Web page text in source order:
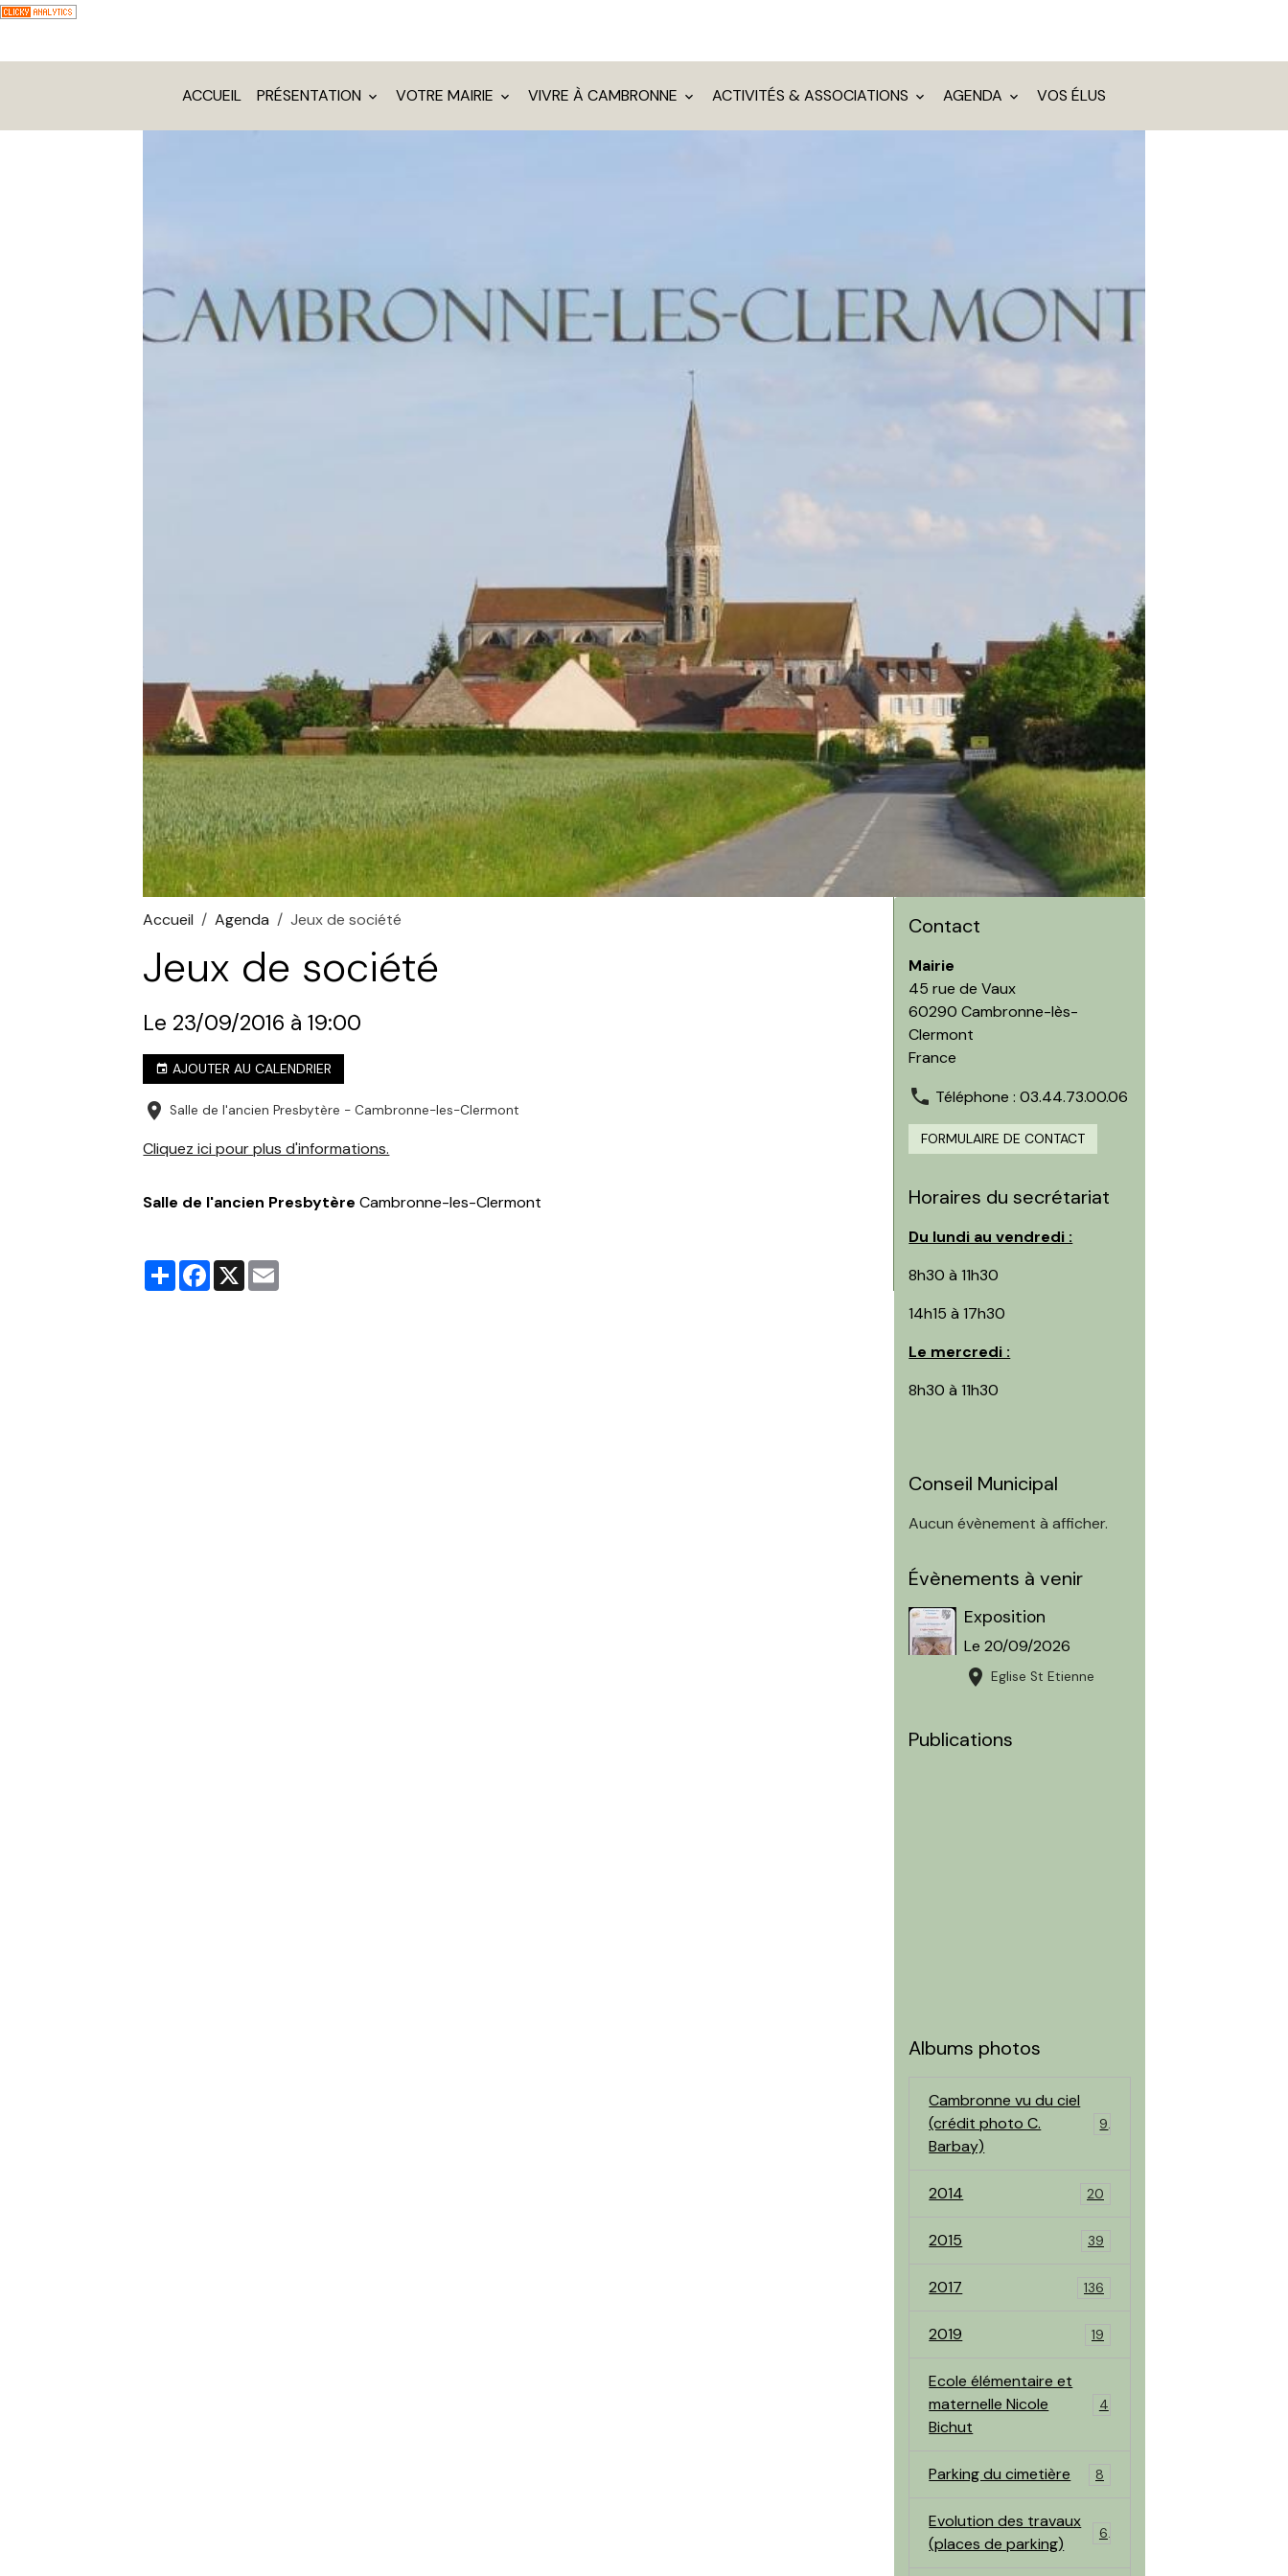
ACCUEIL PRÉSENTATION VOTRE MAIRIE VIVRE À CAMBRONNE ACTIVITÉS & ASSOCIATIONS AGENDA VOS ÉLUS
Accueil Agenda Jeux de société
Jeux de société
Le 23/09/2016 à 19:00
AJOUTER AU CALENDRIER
Salle de l'ancien Presbytère - Cambronne-les-Clermont
Cliquez ici pour plus d'informations.
Salle de l'ancien Presbytère Cambronne-les-Clermont
PartagerFacebook
X
Contact
Mairie
45 rue de Vaux
60290 Cambronne-lès-
Clermont
France
Téléphone : 03.44.73.00.06
FORMULAIRE DE CONTACT
Horaires du secrétariat
Du lundi au vendredi :
8h30 à 11h30
14h15 à 17h30
Le mercredi :
8h30 à 11h30
Conseil Municipal
Aucun évènement à afficher.
Évènements à venir
Exposition
Le 20/09/2026
Eglise St Etienne
Publications
Albums photos
Cambronne vu du ciel
(crédit photo C.
Barbay)
9
2014 20
2015 39
2017 136
2019 19
Ecole élémentaire et
maternelle Nicole
Bichut
Parking du cimetière 8
Evolution des travaux
(places de parking)
6